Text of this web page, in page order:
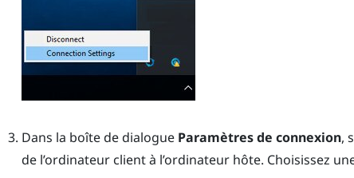
Dans la boîte de dialogue Paramètres de connexion,
de l’ordinateur client à l’ordinateur hôte. Choisissez